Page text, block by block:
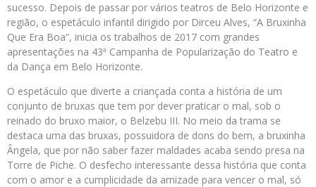
sucesso. Depois de passar por vários teatros de Belo Horizonte e
região, o espetáculo infantil dirigido por Dirceu Alves, “A Bruxinha
Que Era Boa”, inicia os trabalhos de 2017 com grandes
apresentações na 43ª Campanha de Popularização do Teatro e
da Dança em Belo Horizonte.
O espetáculo que diverte a criançada conta a história de um
conjunto de bruxas que tem por dever praticar o mal, sob o
reinado do bruxo maior, o Belzebu III. No meio da trama se
destaca uma das bruxas, possuidora de dons do bem, a bruxinha
Ângela, que por não saber fazer maldades acaba sendo presa na
Torre de Piche. O desfecho interessante dessa história que conta
com o amor e a cumplicidade da amizade para vencer o mal, só